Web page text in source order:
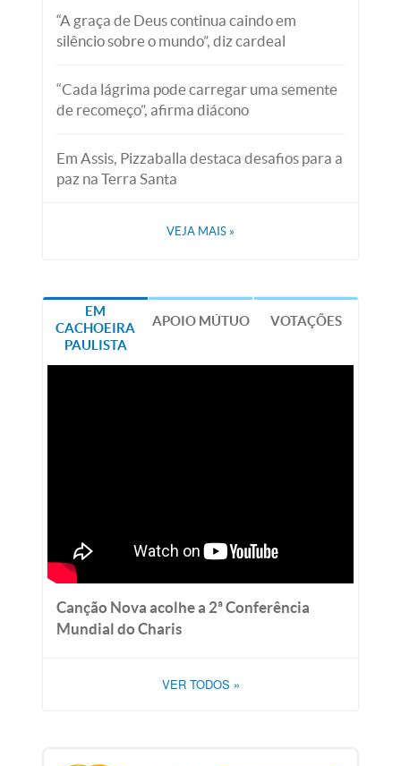
“A graça de Deus continua caindo em
silêncio sobre o mundo”, diz cardeal
“Cada lágrima pode carregar uma semente
de recomeço”, afirma diácono
Em Assis, Pizzaballa destaca desafios para a
paz na Terra Santa
VEJA MAIS »
EM
CACHOEIRA
PAULISTA
APOIO MÚTUO VOTAÇÕES
Canção Nova acolhe a 2ª Conferência
Mundial do Charis
VER TODOS »